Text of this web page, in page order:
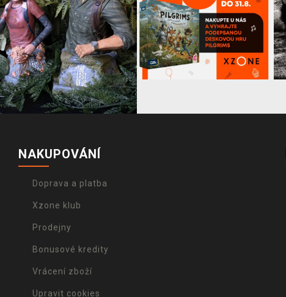
NAKUPOVÁNÍ
Doprava a platba
Xzone klub
Prodejny
Bonusové kredity
Vrácení zboží
Upravit cookies